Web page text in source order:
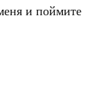
и поймите